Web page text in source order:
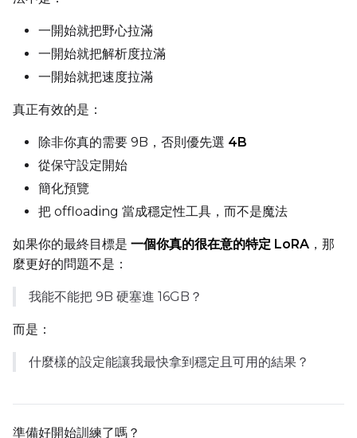
一開始就把野心拉滿
一開始就把解析度拉滿
一開始就把速度拉滿
真正有效的是：
除非你真的需要 9B，否則優先選 4B
從保守設定開始
簡化預覽
把 offloading 當成穩定性工具，而不是魔法
如果你的最終目標是 一個你真的很在意的特定 LoRA ，那
麼更好的問題不是：
我能不能把 9B 硬塞進 16GB？
而是：
什麼樣的設定能讓我最快拿到穩定且可用的結果？
準備好開始訓練了嗎？